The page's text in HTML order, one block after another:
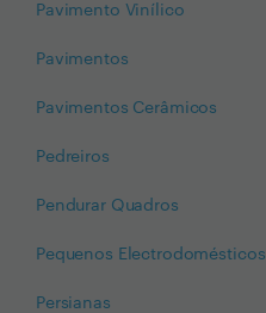
Pavimento Vinílico
Pavimentos
Pavimentos Cerâmicos
Pedreiros
Pendurar Quadros
Pequenos Electrodomésticos
Persianas